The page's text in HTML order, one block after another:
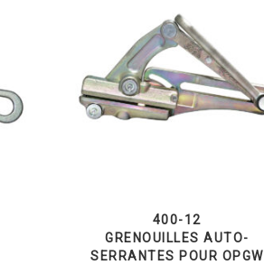
400-12
GRENOUILLES AUTO-
SERRANTES POUR OPGW